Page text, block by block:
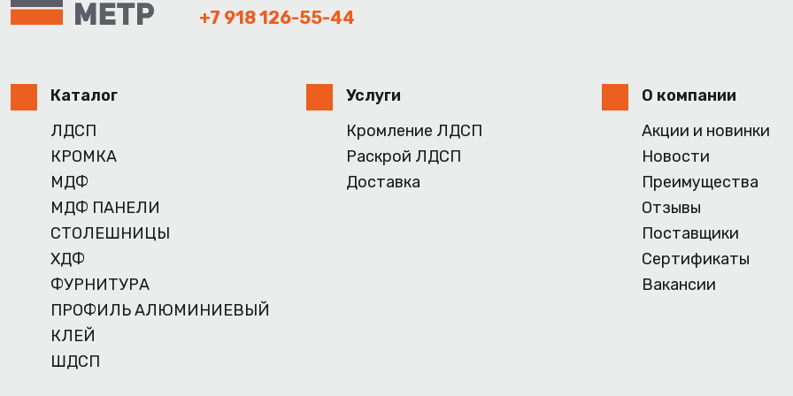
+7 918 126-55-44
Каталог
ЛДСП
КРОМКА
МДФ
МДФ ПАНЕЛИ
СТОЛЕШНИЦЫ
ХДФ
ФУРНИТУРА
ПРОФИЛЬ АЛЮМИНИЕВЫЙ
КЛЕЙ
ШДСП
Услуги
Кромление ЛДСП
Раскрой ЛДСП
Доставка
О компании
Акции и новинки
Новости
Преимущества
Отзывы
Поставщики
Сертификаты
Вакансии